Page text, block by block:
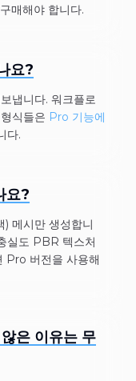
매해야 합니다.
요?
냅니다. 워크플로
식들은 Pro 기능에
다.
요?
) 메시만 생성합니
실도 PBR 텍스처
Pro 버전을 사용해
은 이유는 무